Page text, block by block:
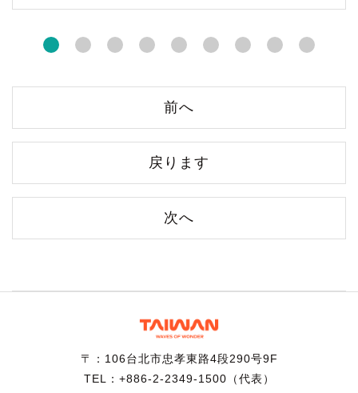
前へ
戻ります
次へ
〒：106台北市忠孝東路4段290号9F
TEL：+886-2-2349-1500（代表）